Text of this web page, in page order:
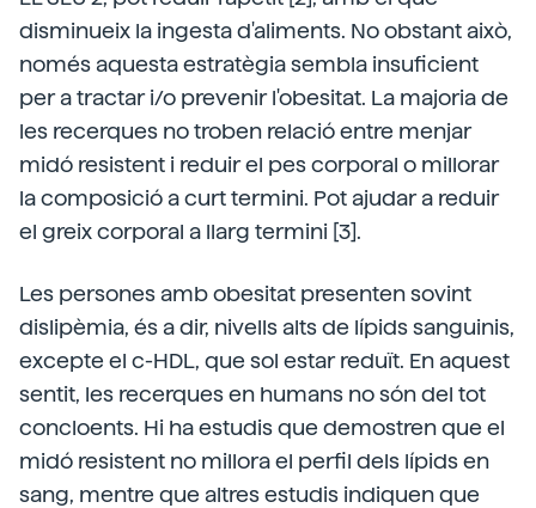
disminueix la ingesta d'aliments. No obstant això,
només aquesta estratègia sembla insuficient
per a tractar i/o prevenir l'obesitat. La majoria de
les recerques no troben relació entre menjar
midó resistent i reduir el pes corporal o millorar
la composició a curt termini. Pot ajudar a reduir
el greix corporal a llarg termini [3].
Les persones amb obesitat presenten sovint
dislipèmia, és a dir, nivells alts de lípids sanguinis,
excepte el c-HDL, que sol estar reduït. En aquest
sentit, les recerques en humans no són del tot
concloents. Hi ha estudis que demostren que el
midó resistent no millora el perfil dels lípids en
sang, mentre que altres estudis indiquen que